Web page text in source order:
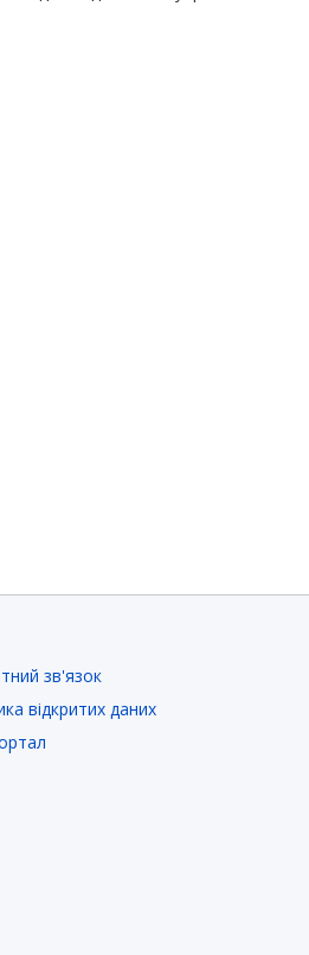
зв'язок
відкритих даних